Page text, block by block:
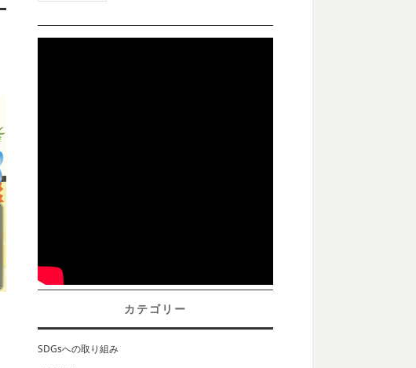
カテゴリー
SDGsへの取り組み